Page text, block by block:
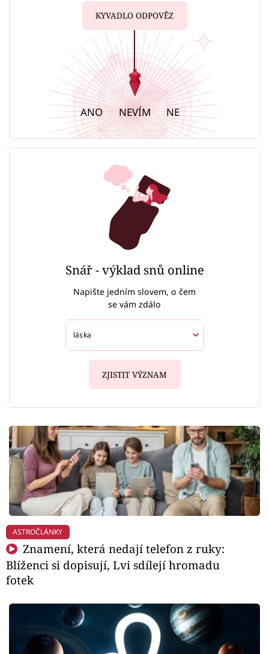
KYVADLO ODPOVĚZ
ANO NEVÍM NE
Snář - výklad snů online
Napište jedním slovem, o čem
se vám zdálo
ZJISTIT VÝZNAM
ASTROČLÁNKY
Znamení, která nedají telefon z ruky:
Blíženci si dopisují, Lvi sdílejí hromadu
fotek